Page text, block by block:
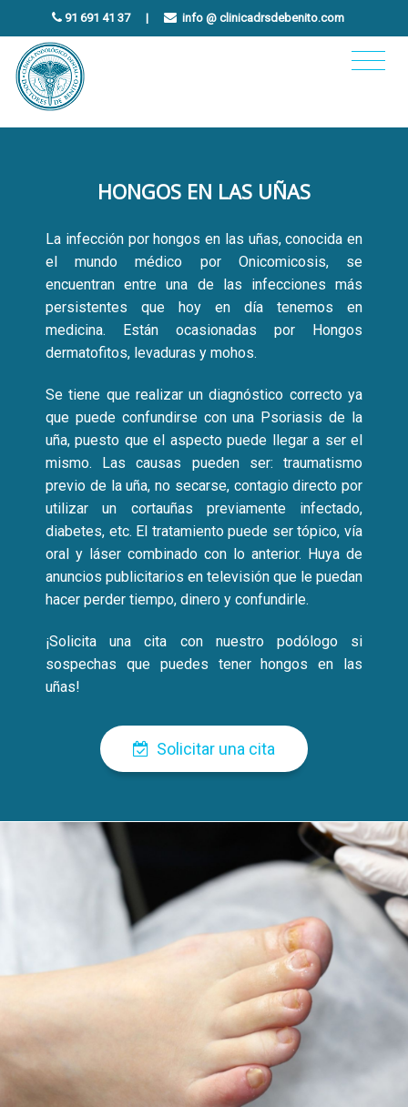
91 691 41 37 | info @ clinicadrsdebenito.com
HONGOS EN LAS UÑAS
La infección por hongos en las uñas, conocida en
el mundo médico por Onicomicosis, se
encuentran entre una de las infecciones más
persistentes que hoy en día tenemos en
medicina. Están ocasionadas por Hongos
dermatofitos, levaduras y mohos.
Se tiene que realizar un diagnóstico correcto ya
que puede confundirse con una Psoriasis de la
uña, puesto que el aspecto puede llegar a ser el
mismo. Las causas pueden ser: traumatismo
previo de la uña, no secarse, contagio directo por
utilizar un cortauñas previamente infectado,
diabetes, etc. El tratamiento puede ser tópico, vía
oral y láser combinado con lo anterior. Huya de
anuncios publicitarios en televisión que le puedan
hacer perder tiempo, dinero y confundirle.
¡Solicita una cita con nuestro podólogo si
sospechas que puedes tener hongos en las
uñas!
Solicitar una cita